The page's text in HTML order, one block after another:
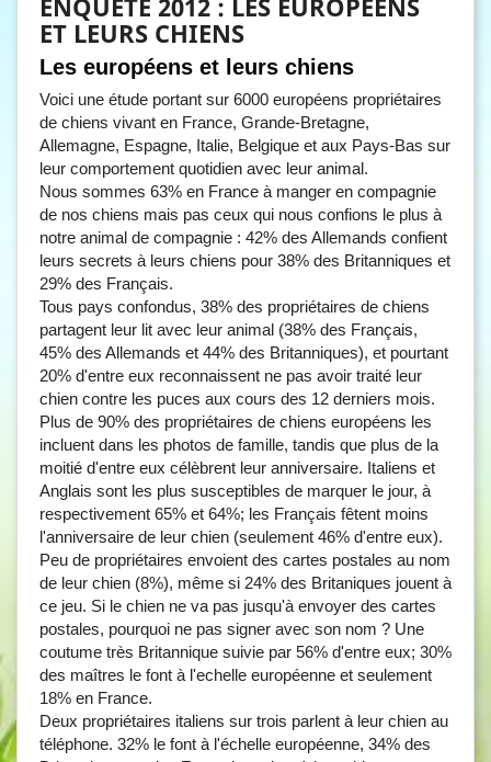
ET LEURS CHIENS
Les européens et leurs chiens
Voici une étude portant sur 6000 européens propriétaires
de chiens vivant en France, Grande-Bretagne,
Allemagne, Espagne, Italie, Belgique et aux Pays-Bas sur
leur comportement quotidien avec leur animal.
Nous sommes 63% en France à manger en compagnie
de nos chiens mais pas ceux qui nous confions le plus à
notre animal de compagnie : 42% des Allemands confient
leurs secrets à leurs chiens pour 38% des Britanniques et
29% des Français.
Tous pays confondus, 38% des propriétaires de chiens
partagent leur lit avec leur animal (38% des Français,
45% des Allemands et 44% des Britanniques), et pourtant
20% d'entre eux reconnaissent ne pas avoir traité leur
chien contre les puces aux cours des 12 derniers mois.
Plus de 90% des propriétaires de chiens européens les
incluent dans les photos de famille, tandis que plus de la
moitié d'entre eux célèbrent leur anniversaire. Italiens et
Anglais sont les plus susceptibles de marquer le jour, à
respectivement 65% et 64%; les Français fêtent moins
l'anniversaire de leur chien (seulement 46% d'entre eux).
Peu de propriétaires envoient des cartes postales au nom
de leur chien (8%), même si 24% des Britaniques jouent à
ce jeu. Si le chien ne va pas jusqu'à envoyer des cartes
postales, pourquoi ne pas signer avec son nom ? Une
coutume très Britannique suivie par 56% d'entre eux; 30%
des maîtres le font à l'echelle européenne et seulement
18% en France.
Deux propriétaires italiens sur trois parlent à leur chien au
téléphone. 32% le font à l'échelle européenne, 34% des